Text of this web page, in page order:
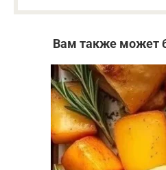
Вам также может